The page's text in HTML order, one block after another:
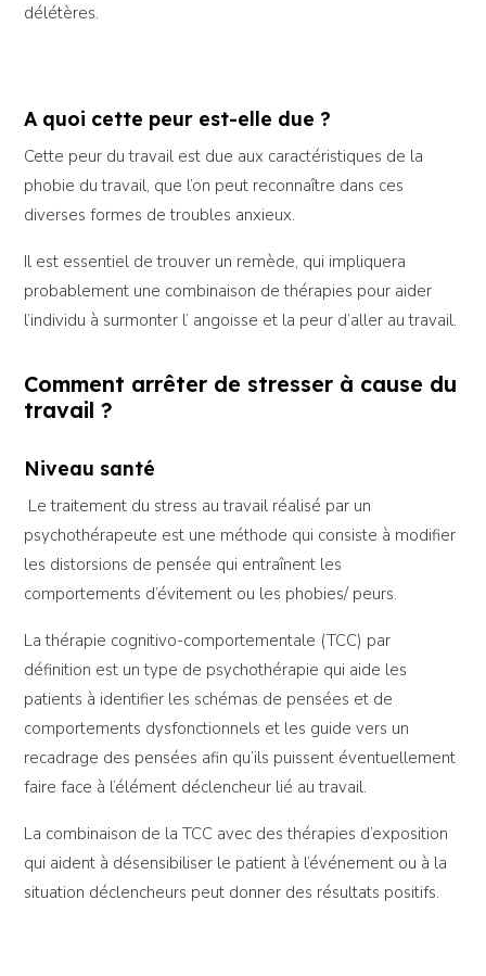
délétères.
A quoi cette peur est-elle due ?
Cette peur du travail est due aux caractéristiques de la
phobie du travail, que l’on peut reconnaître dans ces
diverses formes de troubles anxieux.
Il est essentiel de trouver un remède, qui impliquera
probablement une combinaison de thérapies pour aider
l’individu à surmonter l’ angoisse et la peur d’aller au travail.
Comment arrêter de stresser à cause du
travail ?
Niveau santé
Le traitement du stress au travail réalisé par un
psychothérapeute est une méthode qui consiste à modifier
les distorsions de pensée qui entraînent les
comportements d’évitement ou les phobies/ peurs.
La thérapie cognitivo-comportementale (TCC) par
définition est un type de psychothérapie qui aide les
patients à identifier les schémas de pensées et de
comportements dysfonctionnels et les guide vers un
recadrage des pensées afin qu’ils puissent éventuellement
faire face à l’élément déclencheur lié au travail.
La combinaison de la TCC avec des thérapies d’exposition
qui aident à désensibiliser le patient à l’événement ou à la
situation déclencheurs peut donner des résultats positifs.